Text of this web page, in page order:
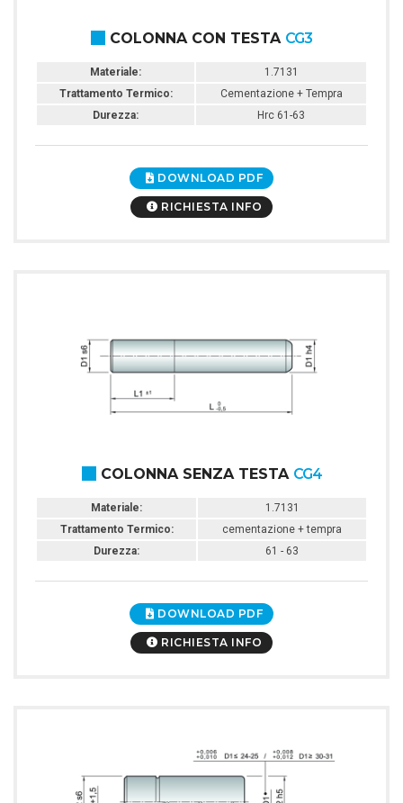
COLONNA CON TESTA CG3
Materiale:
1.7131
Trattamento Termico:
Cementazione + Tempra
Durezza:
Hrc 61-63
DOWNLOAD PDF
RICHIESTA INFO
COLONNA SENZA TESTA CG4
Materiale:
1.7131
Trattamento Termico:
cementazione + tempra
Durezza:
61 - 63
DOWNLOAD PDF
RICHIESTA INFO